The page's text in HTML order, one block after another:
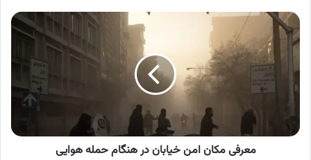
معرفی
مکان
امن
خیابان
در
هنگام
حمله
هوایی
معرفی مکان امن خیابان در هنگام حمله هوایی